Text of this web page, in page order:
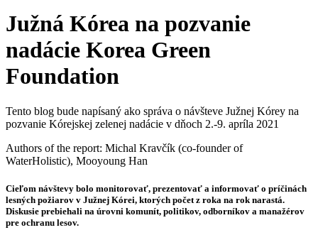
Južná Kórea na pozvanie
nadácie Korea Green
Foundation
Tento blog bude napísaný ako správa o návšteve Južnej Kórey na
pozvanie Kórejskej zelenej nadácie v dňoch 2.-9. apríla 2021
Authors of the report: Michal Kravčík (co-founder of
WaterHolistic), Mooyoung Han
Cieľom návštevy bolo monitorovať, prezentovať a informovať o príčinách
lesných požiarov v Južnej Kórei, ktorých počet z roka na rok narastá.
Diskusie prebiehali na úrovni komunít, politikov, odborníkov a manažérov
pre ochranu lesov.